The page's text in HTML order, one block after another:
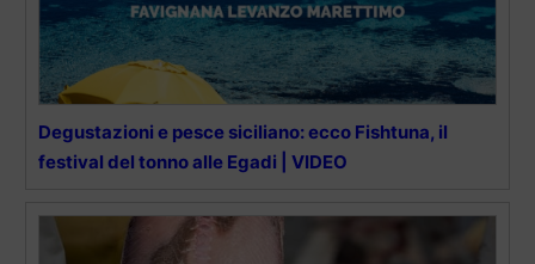
Degustazioni e pesce siciliano: ecco Fishtuna, il
festival del tonno alle Egadi | VIDEO